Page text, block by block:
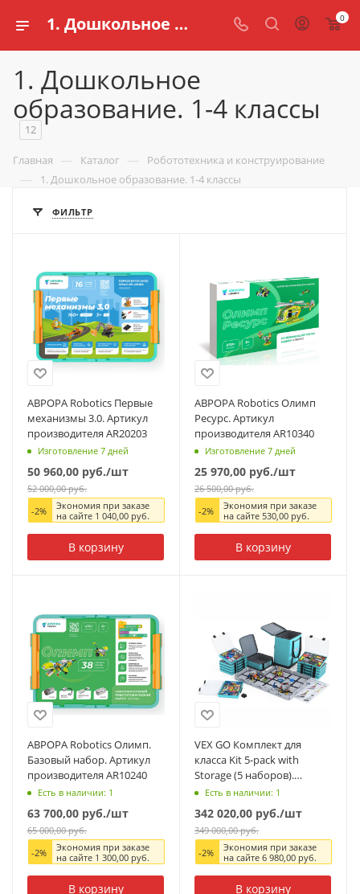
1. Дошкольное образование. 1-4 классы для школ и обучения детей 0
1. Дошкольное
образование. 1-4 классы
12
Главная — Каталог — Робототехника и конструирование
— 1. Дошкольное образование. 1-4 классы
ФИЛЬТР
АВРОРА Robotics Первые
механизмы 3.0. Артикул
производителя AR20203
Изготовление 7 дней
50 960,00 руб./шт
52 000,00руб.
-2%
Экономия при заказе
на сайте 1 040,00руб.
В корзину
АВРОРА Robotics Олимп
Ресурс. Артикул
производителя AR10340
Изготовление 7 дней
25 970,00 руб./шт
26 500,00руб.
-2%
Экономия при заказе
на сайте 530,00руб.
В корзину
АВРОРА Robotics Олимп.
Базовый набор. Артикул
производителя AR10240
Есть в наличии: 1
63 700,00 руб./шт
65 000,00руб.
-2%
Экономия при заказе
на сайте 1 300,00руб.
В корзину
VEX GO Комплект для
класса Kit 5-pack with
Storage (5 наборов).
Артикул производителя
Есть в наличии: 1
342 020,00 руб./шт
349 000,00руб.
-2%
Экономия при заказе
на сайте 6 980,00руб.
В корзину